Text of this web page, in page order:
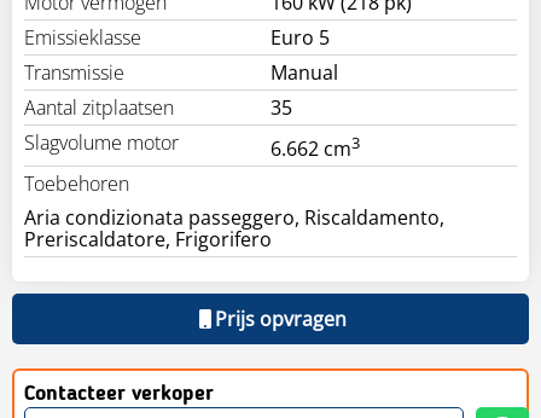
Emissieklasse
Euro 5
Transmissie
Manual
Aantal zitplaatsen
35
Slagvolume motor
6.662 cm3
Toebehoren
Aria condizionata passeggero, Riscaldamento,
Preriscaldatore, Frigorifero
Prijs opvragen
Contacteer verkoper